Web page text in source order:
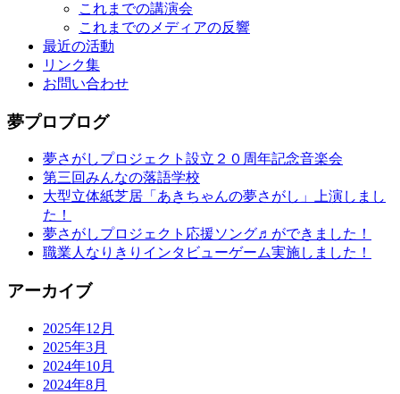
これまでの講演会
これまでのメディアの反響
最近の活動
リンク集
お問い合わせ
夢プロブログ
夢さがしプロジェクト設立２０周年記念音楽会
第三回みんなの落語学校
大型立体紙芝居「あきちゃんの夢さがし」上演しまし
た！
夢さがしプロジェクト応援ソング♬ができました！
職業人なりきりインタビューゲーム実施しました！
アーカイブ
2025年12月
2025年3月
2024年10月
2024年8月